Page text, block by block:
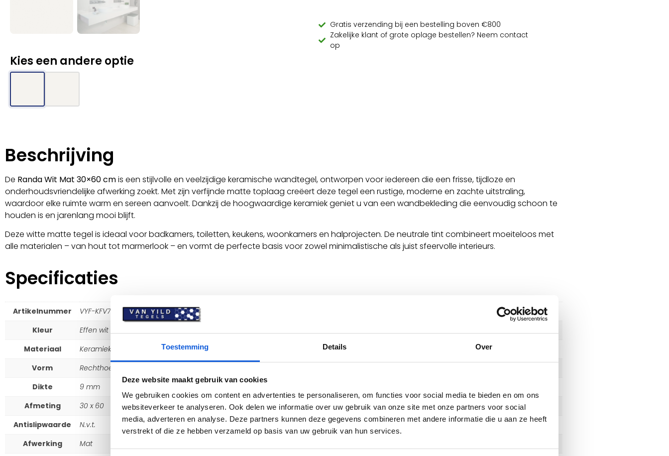
Toestemming Details Over
Deze website maakt gebruik van cookies
We gebruiken cookies om content en advertenties te personaliseren, om functies voor social media te bieden en om ons
websiteverkeer te analyseren. Ook delen we informatie over uw gebruik van onze site met onze partners voor social
media, adverteren en analyse. Deze partners kunnen deze gegevens combineren met andere informatie die u aan ze heeft
verstrekt of die ze hebben verzameld op basis van uw gebruik van hun services.
Kies een andere optie
Gratis verzending bij een bestelling boven €800
Zakelijke klant of grote oplage bestellen? Neem contact
op
Beschrijving
De Randa Wit Mat 30×60 cmis een stijlvolle en veelzijdige keramische wandtegel, ontworpen voor iedereen die een frisse, tijdloze en
onderhoudsvriendelijke afwerking zoekt. Met zijn verfijnde matte toplaag creëert deze tegel een rustige, moderne en zachte uitstraling,
waardoor elke ruimte warm en sereen aanvoelt. Dankzij de hoogwaardige keramiek geniet u van een wandbekleding die eenvoudig schoon te
houden is en jarenlang mooi blijft.
Deze witte matte tegel is ideaal voor badkamers, toiletten, keukens, woonkamers en halprojecten. De neutrale tint combineert moeiteloos met
alle materialen – van hout tot marmerlook – en vormt de perfecte basis voor zowel minimalistische als juist sfeervolle interieurs.
Specificaties
Artikelnummer
VYF-KFV735QQQXK
Kleur
Effen wit
Materiaal
Keramiek
Vorm
Rechthoekig
Dikte
9 mm
Afmeting
30 x 60
Antislipwaarde
N.v.t.
Afwerking
Mat